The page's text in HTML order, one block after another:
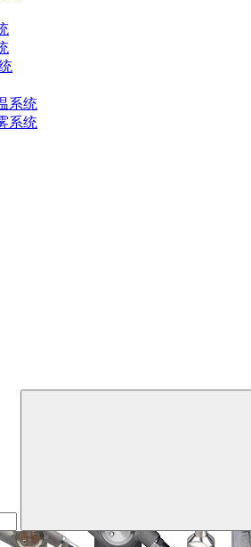
系统
系统
头类型及特点
容器清洗头：CY02三维旋转清洗器
（附：选择合适喷嘴的4个小技巧）
选择方法（超详细喷嘴选型方法）
及其应用大全（不同环境消防喷头的
有哪些型号（雾化喷头哪种效果最好
（喷头分类全解析）
1929-8456